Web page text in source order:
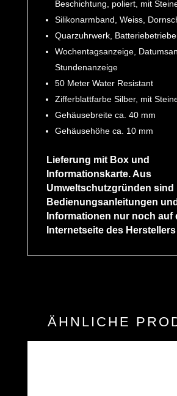
Beschichtung, poliert, mit
Silikonarmband, Weiss,
Quarzuhrwerk,
Wochentagsanzeige,
Stundenanzeige
50 Meter Water Resistant
Zifferblattfarbe Silber, mit
Gehäusebreite ca. 40 mm
Gehäusehöhe ca. 10 mm
Lieferung mit Box und
Informationskarte. Aus
Umweltschutzgründen sind
Bedienungsanleitungen
Informationen nur noch auf
Internetseite des
ÄHNLICHE